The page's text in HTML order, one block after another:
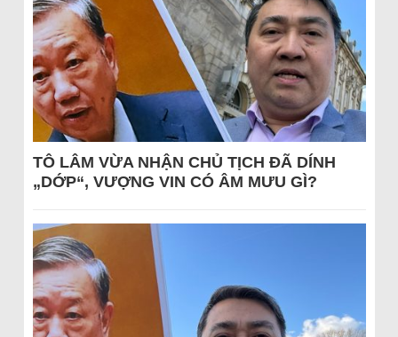
TÔ LÂM VỪA NHẬN CHỦ TỊCH ĐÃ DÍNH
„DỚP“, VƯỢNG VIN CÓ ÂM MƯU GÌ?